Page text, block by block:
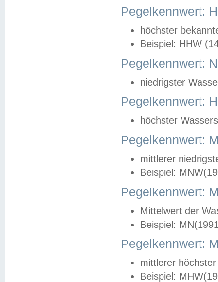
Pegelkennwert:
höchster
Beispiel: HHW
Pegelkennwert:
niedrigster
Pegelkennwert:
höchster
Pegelkennwert:
mittlerer
Beispiel:
Pegelkennwert:
Mittelwert der
Beispiel:
Pegelkennwert:
mittlerer
Beispiel: